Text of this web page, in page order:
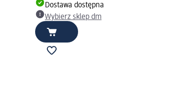
Dostawa dostępna
Wybierz sklep dm